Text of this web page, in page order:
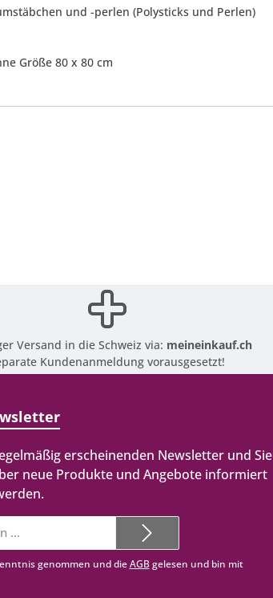
und -perlen (Polysticks und Perlen)
Größe 80 x 80 cm
Versand in die Schweiz via: meineinkauf.ch
Kundenanmeldung vorausgesetzt!
erscheinenden Newsletter und Sie
neue Produkte und Angebote informiert
genommen und dieAGBgelesen und bin mit